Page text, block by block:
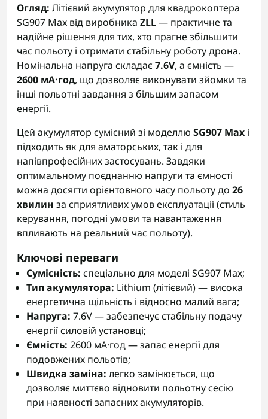
Огляд: Літієвий акумулятор для квадрокоптера
SG907 Max від виробника ZLL— практичне та
надійне рішення для тих, хто прагне збільшити
час польоту і отримати стабільну роботу дрона.
Номінальна напруга складає 7.6V, а ємність —
2600 мА·год, що дозволяє виконувати зйомки та
інші польотні завдання з більшим запасом
енергії.
Цей акумулятор сумісний зі моделлю SG907 Max і
підходить як для аматорських, так і для
напівпрофесійних застосувань. Завдяки
оптимальному поєднанню напруги та ємності
можна досягти орієнтовного часу польоту до 26
хвилин за сприятливих умов експлуатації (стиль
керування, погодні умови та навантаження
впливають на реальний час польоту).
Ключові переваги
Сумісність: спеціально для моделі SG907 Max;
Тип акумулятора: Lithium (літієвий) — висока
енергетична щільність і відносно малий вага;
Напруга: 7.6V — забезпечує стабільну подачу
енергії силовій установці;
Ємність: 2600 мА·год — запас енергії для
подовжених польотів;
Швидка заміна: легко замінюється, що
дозволяє миттєво відновити польотну сесію
при наявності запасних акумуляторів.